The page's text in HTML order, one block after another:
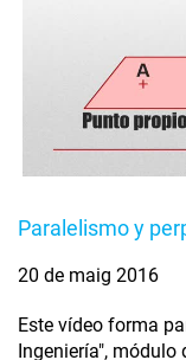
Paralelismo y
20 de maig 2016
Este vídeo forma
Ingeniería", módulo